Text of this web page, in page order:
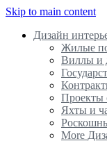
Skip to main content
Дизайн
Жилые
Виллы и
Проекты
Яхты и
More